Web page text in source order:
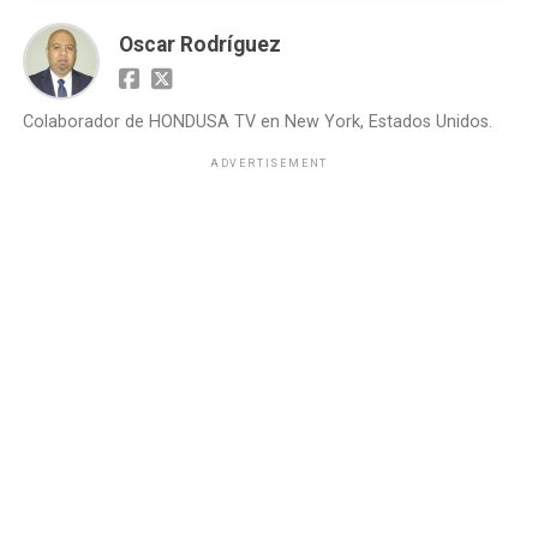
Oscar Rodríguez
Colaborador de HONDUSA TV en New York, Estados Unidos.
ADVERTISEMENT